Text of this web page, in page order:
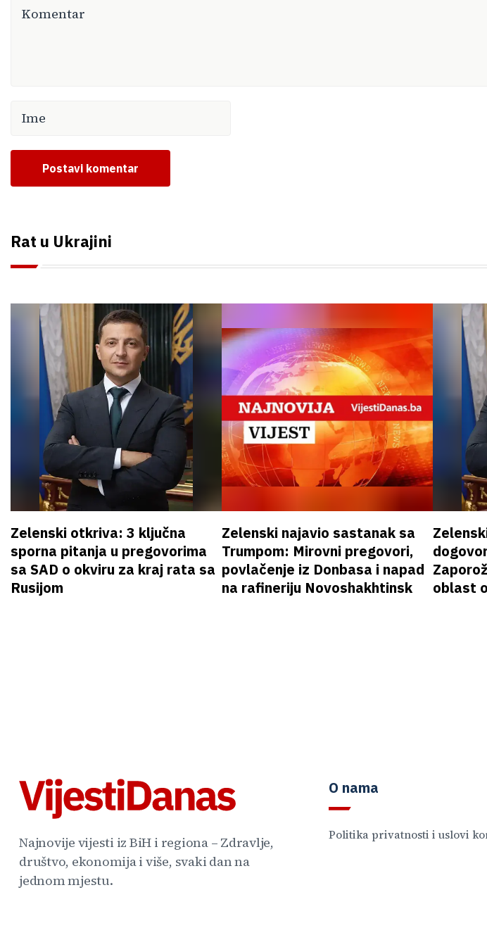
Postavi komentar
Rat u Ukrajini
Zelenski otkriva: 3 ključna
sporna pitanja u pregovorima
sa SAD o okviru za kraj rata sa
Rusijom
Zelenski najavio sastanak sa
Trumpom: Mirovni pregovori,
povlačenje iz Donbasa i napad
na rafineriju Novoshakhtinsk
oblast
Najnovije vijesti iz BiH i regiona – Zdravlje,
društvo, ekonomija i više, svaki dan na
jednom mjestu.
O nama
Politika privatnosti i uslovi